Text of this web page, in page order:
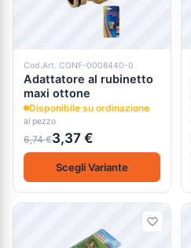
Cod.Art. CONF-0008440-0
Adattatore al rubinetto
maxi ottone
Disponibile su ordinazione
al pezzo
6,74 €3,37 €
Scegli Variante